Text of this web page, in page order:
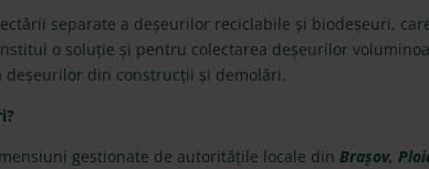
separate a deșeurilor reciclabile și biodeșeuri,
o soluție și pentru colectarea deșeurilor
deșeurilor din construcții și demolări.
gestionate de autoritățile locale din Brașov,